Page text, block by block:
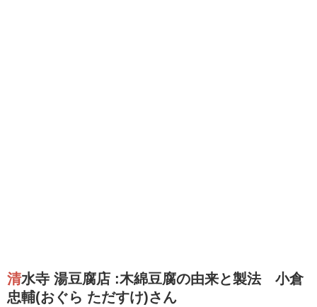
清水寺 湯豆腐店 :木綿豆腐の由来と製法 小倉
忠輔(おぐら ただすけ)さん